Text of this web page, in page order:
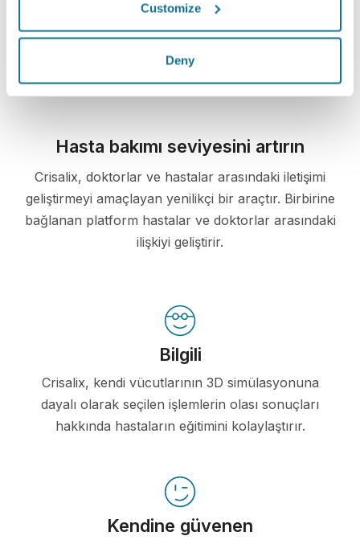
Customize
Deny
Yeni sizi şimdi görün!
Hasta bakımı seviyesini artırın
Crisalix, doktorlar ve hastalar arasındaki iletişimi
geliştirmeyi amaçlayan yenilikçi bir araçtır. Birbirine
bağlanan platform hastalar ve doktorlar arasındaki
ilişkiyi geliştirir.
Bilgili
Crisalix, kendi vücutlarının 3D simülasyonuna
dayalı olarak seçilen işlemlerin olası sonuçları
hakkında hastaların eğitimini kolaylaştırır.
Kendine güvenen